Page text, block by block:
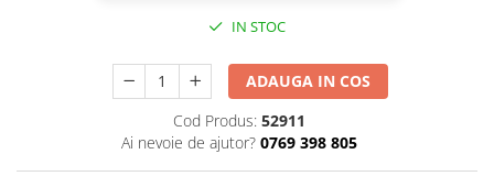
IN STOC
ADAUGA IN COS
Cod Produs: 52911
Ai nevoie de ajutor? 0769 398 805